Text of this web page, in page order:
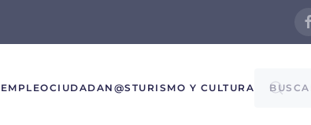
EMPLEOCIUDADAN@S TURISMO Y CULTURA